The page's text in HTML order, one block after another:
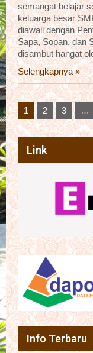
semangat belajar
keluarga besar
diawali dengan
Sapa, Sopan, dan
disambut hangat
Selengkapnya »
Posts
pagination
1 2 3 …
Link
Info Terbaru